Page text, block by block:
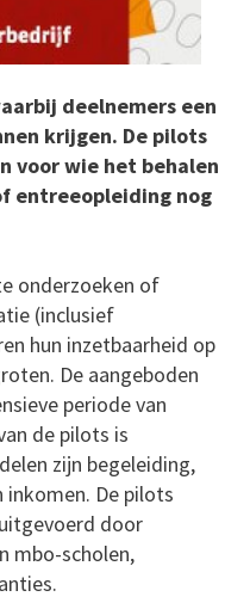
deelnemers een
krijgen. De pilots
voor wie het behalen
entreeopleiding nog
onderzoeken of
(inclusief
hun inzetbaarheid op
De aangeboden
periode van
de pilots is
zijn begeleiding,
inkomen. De pilots
door
mbo-scholen,